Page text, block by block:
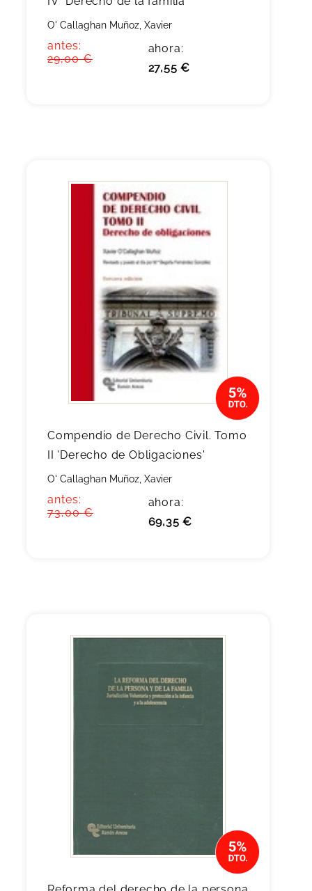
O' Callaghan Muñoz, Xavier
antes:
29,00 €
ahora:
27,55 €
Compendio de Derecho Civil. Tomo
II 'Derecho de Obligaciones'
O' Callaghan Muñoz, Xavier
antes:
73,00 €
ahora:
69,35 €